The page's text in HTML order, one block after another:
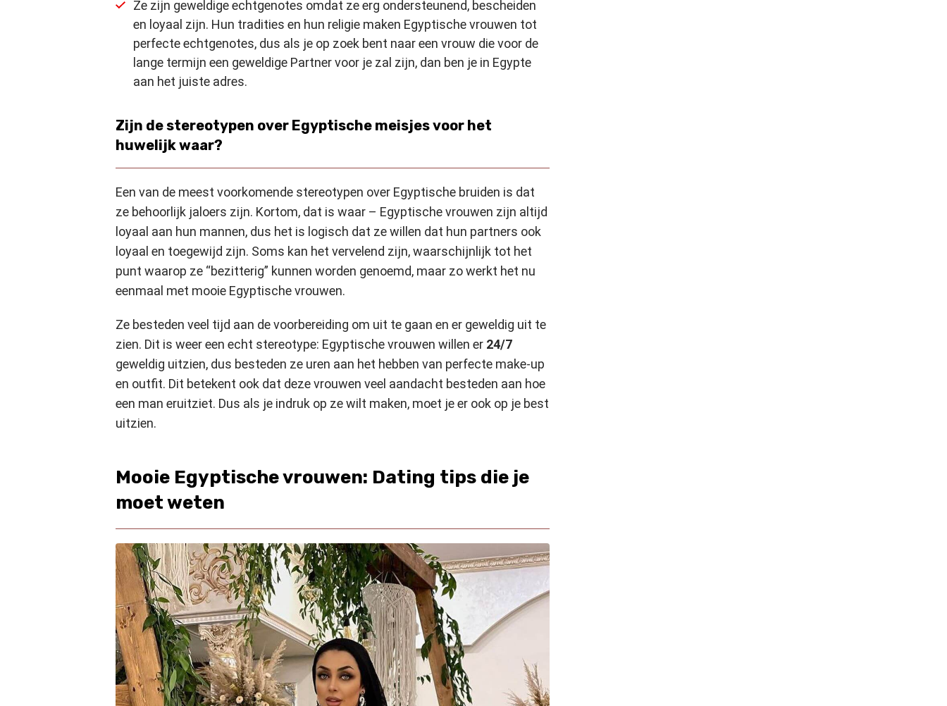
Ze zijn geweldige echtgenotes omdat ze erg ondersteunend, bescheiden
en loyaal zijn. Hun tradities en hun religie maken Egyptische vrouwen tot
perfecte echtgenotes, dus als je op zoek bent naar een vrouw die voor de
lange termijn een geweldige Partner voor je zal zijn, dan ben je in Egypte
aan het juiste adres.
Zijn de stereotypen over Egyptische meisjes voor het
huwelijk waar?
Een van de meest voorkomende stereotypen over Egyptische bruiden is dat
ze behoorlijk jaloers zijn. Kortom, dat is waar – Egyptische vrouwen zijn altijd
loyaal aan hun mannen, dus het is logisch dat ze willen dat hun partners ook
loyaal en toegewijd zijn. Soms kan het vervelend zijn, waarschijnlijk tot het
punt waarop ze “bezitterig” kunnen worden genoemd, maar zo werkt het nu
eenmaal met mooie Egyptische vrouwen.
Ze besteden veel tijd aan de voorbereiding om uit te gaan en er geweldig uit te
zien. Dit is weer een echt stereotype: Egyptische vrouwen willen er 24/7
geweldig uitzien, dus besteden ze uren aan het hebben van perfecte make-up
en outfit. Dit betekent ook dat deze vrouwen veel aandacht besteden aan hoe
een man eruitziet. Dus als je indruk op ze wilt maken, moet je er ook op je best
uitzien.
Mooie Egyptische vrouwen: Dating tips die je
moet weten